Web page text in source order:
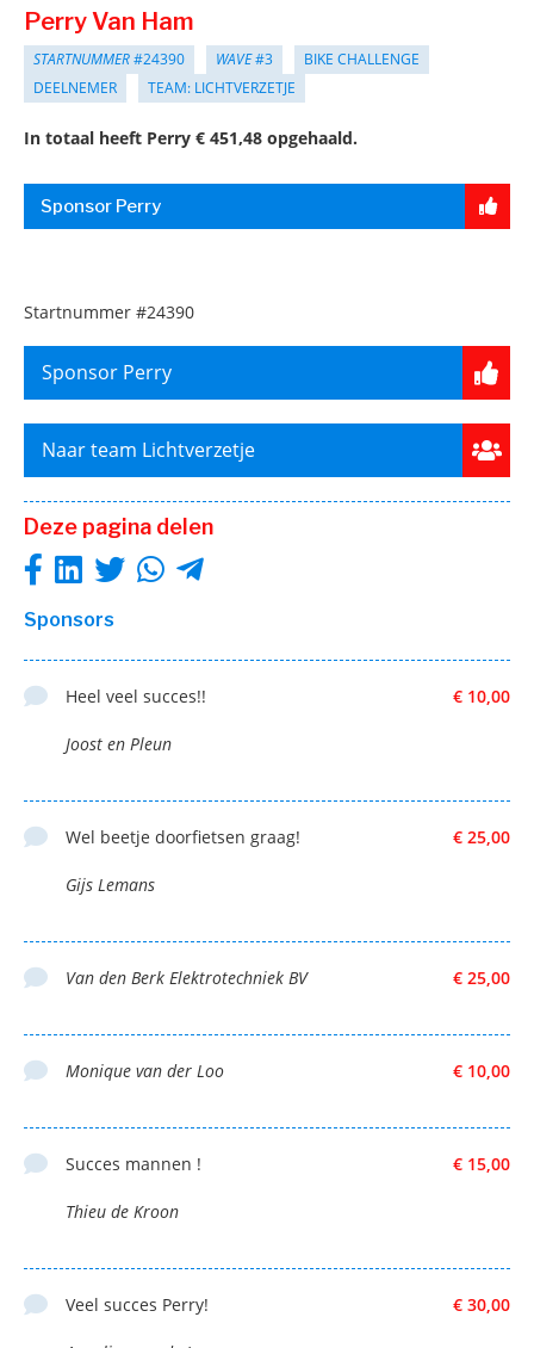
Perry Van Ham
STARTNUMMER#24390 WAVE#3
BIKE CHALLENGE
DEELNEMER
TEAM: LICHTVERZETJE
In totaal heeft Perry € 451,48 opgehaald.
Sponsor Perry
Startnummer #24390
Sponsor Perry
Naar team Lichtverzetje
Deze pagina delen
Sponsors
€ 10,00
Heel veel succes!!
Joost en Pleun
€ 25,00
Wel beetje doorfietsen graag!
Gijs Lemans
€ 25,00
Van den Berk Elektrotechniek BV
€ 10,00
Monique van der Loo
€ 15,00
Succes mannen !
Thieu de Kroon
€ 30,00
Veel succes Perry!